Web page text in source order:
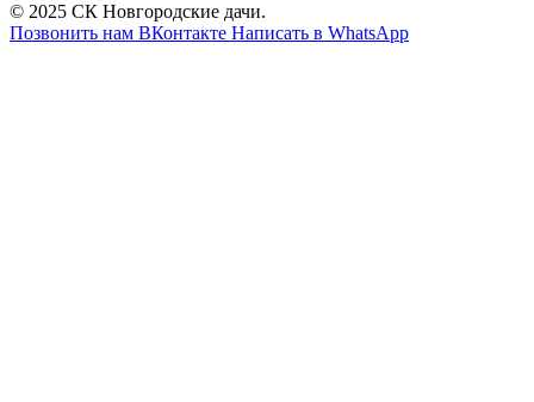
© 2025 СК Новгородские дачи.
Позвонить нам ВКонтакте Написать в WhatsApp